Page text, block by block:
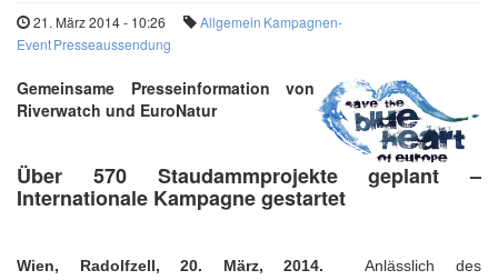
21. März 2014 - 10:26 Allgemein Kampagnen-
EventPresseaussendung
Gemeinsame Presseinformation von
Riverwatch und EuroNatur
Über 570 Staudammprojekte geplant –
Internationale Kampagne gestartet
Wien, Radolfzell,20. März, 2014.Anlässlich des